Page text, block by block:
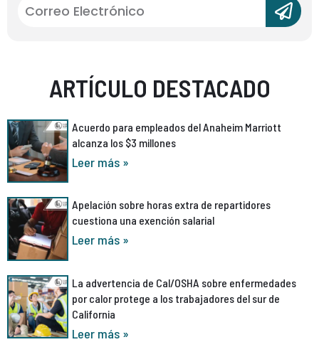
ARTÍCULO DESTACADO
Acuerdo para empleados del Anaheim Marriott
alcanza los $3 millones
Leer más »
Apelación sobre horas extra de repartidores
cuestiona una exención salarial
Leer más »
La advertencia de Cal/OSHA sobre enfermedades
por calor protege a los trabajadores del sur de
California
Leer más »